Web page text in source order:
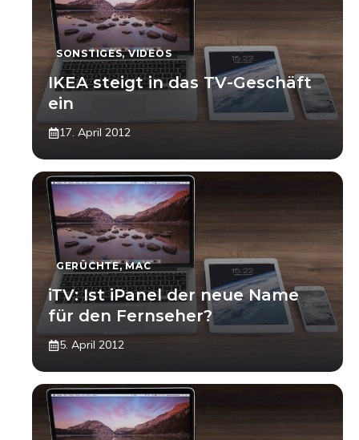
SONSTIGES,VIDEOS
IKEA steigt in das TV-Geschäft
ein
17. April 2012
GERÜCHTE,MAC
iTV: Ist iPanel der neue Name
für den Fernseher?
5. April 2012